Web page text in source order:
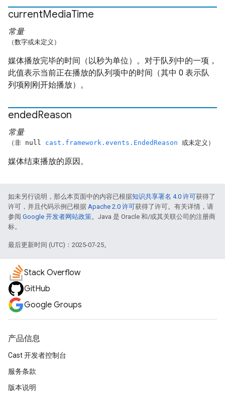
currentMediaTime
常量
（数字或未定义）
媒体播放完毕的时间（以秒为单位）。对于队列中的一项，
此值表示当前正在播放的队列项中的时间（其中 0 表示队
列项刚刚开始播放）。
endedReason
常量
（非 null cast.framework.events.EndedReason 或未定义）
媒体结束播放的原因。
如未另行说明，那么本页面中的内容已根据知识共享署名 4.0 许可获得了
许可，并且代码示例已根据 Apache 2.0 许可获得了许可。有关详情，请
参阅 Google 开发者网站政策。Java 是 Oracle 和/或其关联公司的注册商
标。
最后更新时间 (UTC)：2025-07-25。
Stack Overflow
GitHub
Google Groups
产品信息
Cast 开发者控制台
服务条款
版本说明